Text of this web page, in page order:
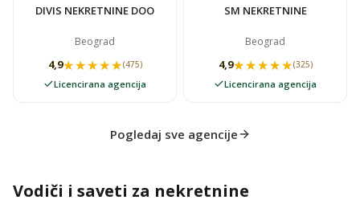
DIVIS NEKRETNINE DOO
Beograd
4,9★★★★★
★★★★★(475)
Licencirana agencija
SM NEKRETNINE
Beograd
4,9★★★★★
★★★★★(325)
Licencirana agencija
Pogledaj sve agencije
Vodiči i saveti za nekretnine